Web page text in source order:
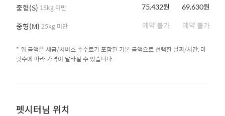
중형(S) 15kg 미만
중형(M) 25kg 미만
75,432원
예약 불가
69,630원
예약 불가
* 위 금액은 세금/서비스 수수료가 포함된 기본 금액으로 선택한 날짜/시간, 마
릿수에 따라 가격이 달라질 수 있습니다.
펫시터님 위치